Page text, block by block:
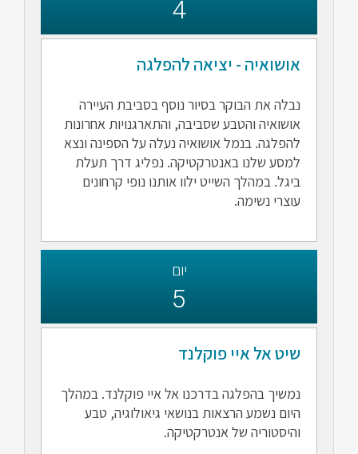
4
אושואיה - יציאה להפלגה
נבלה את הבוקר בסיור נוסף בסביבת העיירה
אושואיה והטבע שסביבה, והתארגנויות אחרונות
להפלגה. בנמל אושואיה נעלה על הספינה ונצא
למסע שלנו באנטרקטיקה. נפליג דרך תעלת
ביגל. במהלך השייט ילוו אותנו נופי קרחונים
עוצרי נשימה.
יום
5
שיט אל איי פוקלנד
נמשיך בהפלגה בדרכנו אל איי פוקלנד. במהלך
היום נשמע הרצאות בנושאי גיאולוגיה, טבע
והיסטוריה של אנטרקטיקה.